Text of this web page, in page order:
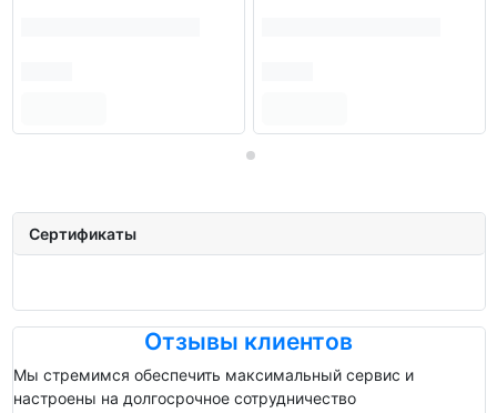
Сертификаты
Отзывы клиентов
Мы стремимся обеспечить максимальный сервис и
настроены на долгосрочное сотрудничество